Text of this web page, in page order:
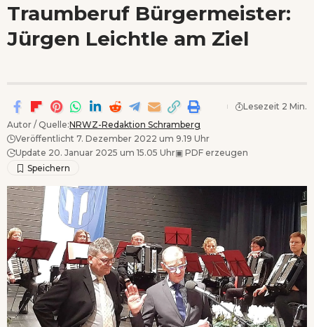
Traumberuf Bürgermeister:
Jürgen Leichtle am Ziel
Autor / Quelle:NRWZ-Redaktion Schramberg
Veröffentlicht 7. Dezember 2022 um 9.19 Uhr
Update 20. Januar 2025 um 15.05 Uhr▣ PDF erzeugen
Lesezeit 2 Min.